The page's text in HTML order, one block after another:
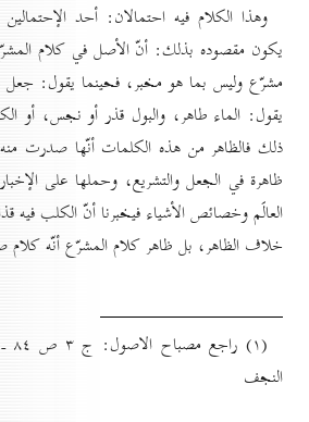
وهذا الكلام فيه احتمالان: أحد
يكون مقصوده بذلك: أنّ الأصل في كلام
مشرّع وليس بما هو مخبر، فحينما يقول: جعل
يقول: الماء طاهر، والبول قذر أو نجس،
ذلك فالظاهر من هذه الكلمات أنّها صدرت
ظاهرة في الجعل والتشريع، وحملها على
العالَم وخصائص الأشياء فيخبرنا أنّ الكلب فيه
خلاف الظاهر، بل ظاهر كلام المشرّع أنّه
النجف